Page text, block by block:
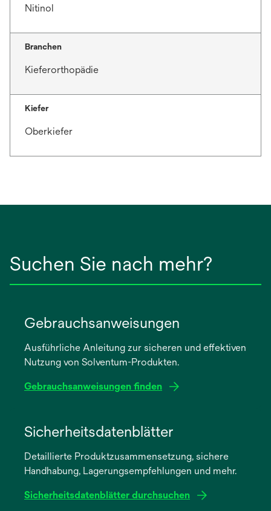
Nitinol
Branchen
Kieferorthopädie
Kiefer
Oberkiefer
Suchen Sie nach mehr?
Gebrauchsanweisungen
Ausführliche Anleitung zur sicheren und effektiven
Nutzung von Solventum-Produkten.
Gebrauchsanweisungen finden
neuen
Registerkarte
Sicherheitsdatenblätter
Detaillierte Produktzusammensetzung, sichere
Handhabung, Lagerungsempfehlungen und mehr.
Sicherheitsdatenblätter durchsuchen